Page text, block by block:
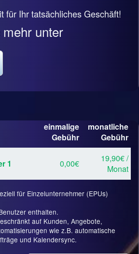
für Ihr tatsächliches Geschäft!
unter
einmalige
Gebühr
monatliche
Gebühr
1
0,00€
19,90€ /
Monat
für Einzelunternehmer (EPUs)
enthalten.
auf Kunden, Angebote,
wie z.B. automatische
und Kalendersync.